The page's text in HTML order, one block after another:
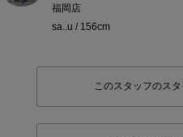
福岡店
sa..u / 156cm
このスタッフのス